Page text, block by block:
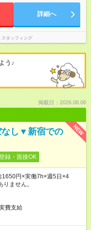
詳細へ
スタッフィング
う♪
掲載日：2026.08.06
NEW
なし▼新宿での
録・面接OK
円×実働7h×週5日×4
ません。
費支給